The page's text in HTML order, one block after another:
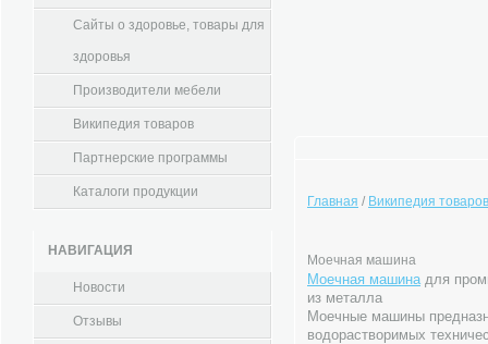
Сайты о здоровье, товары для
здоровья
Производители мебели
Википедия товаров
Партнерские программы
Каталоги продукции
НАВИГАЦИЯ
Новости
Отзывы
Главная / Википедия товаров
Моечная машина
Моечная машинадля
из металла
Моечные машины
водорастворимых